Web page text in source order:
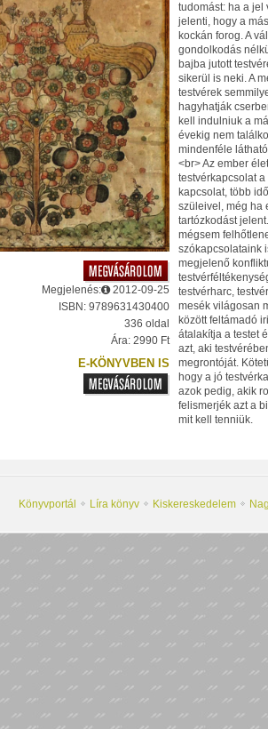
Megjelenés:
2012-09-25
ISBN: 9789631430400
336 oldal
Ára: 2990 Ft
E-KÖNYVBEN IS
tudomást: ha a jel
jelenti, hogy a
kockán forog. A
gondolkodás
bajba jutott
sikerül is neki. A
testvérek
hagyhatják
kell indulniuk a
évekig nem
mindenféle
<br> Az ember
testvérkapcsolat
kapcsolat, több
szüleivel, még ha
tartózkodást
mégsem
szókapcsolataink
megjelenő
testvérharc,
mesék világosan
között feltámadó
átalakítja a testet
azt, aki
megrontóját.
hogy a jó
azok pedig, akik
felismerjék azt a
mit kell tenniük.
Könyvportál Líra könyv Kiskereskedelem